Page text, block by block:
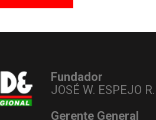
Fundador
JOSÉ W. ESPEJO R.
Gerente General